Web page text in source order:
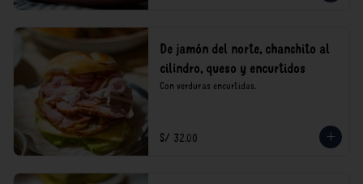
De jamón del norte, chanchito al
cilindro, queso y encurtidos
Con verduras encurtidas.
S/ 32.00